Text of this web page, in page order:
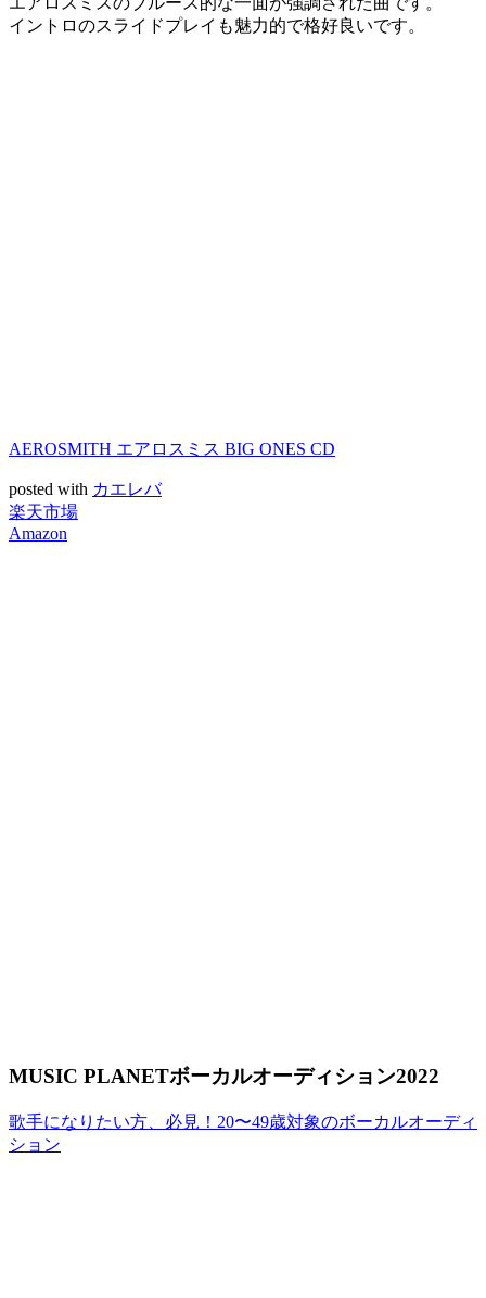
イントロのスライドプレイも魅力的で格好良いです。
AEROSMITH エアロスミス BIG ONES CD
posted with カエレバ
楽天市場
Amazon
MUSIC PLANETボーカルオーディション2022
歌手になりたい方、必見！20〜49歳対象のボーカルオーディ
ション